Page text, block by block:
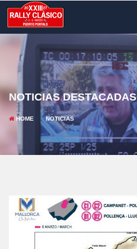
NOTICIAS DESTACADAS
HOME NOTICIAS